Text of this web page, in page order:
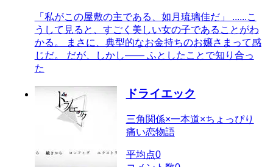
「私がこの屋敷の主である、如月琉璃佳だ」 ......こ
うして見ると、すごく美しい女の子であることがわ
かる。 まさに、典型的なお金持ちのお嬢さまって感
じだ。 だが、しかし―― ふとしたことで知り合っ
た
ドライエック
三角関係×一本道×ちょっぴり
痛い恋物語
平均点0